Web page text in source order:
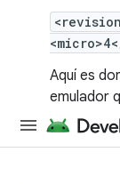
Aquí es
emulador